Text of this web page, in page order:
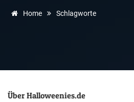
Home Schlagworte
Über Halloweenies.de